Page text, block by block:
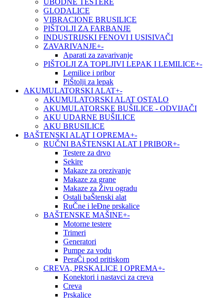
GLODALICE
VIBRACIONE BRUSILICE
PIŠTOLJI ZA FARBANJE
INDUSTRIJSKI FENOVI I USISIVAČI
ZAVARIVANJE+-
Aparati za zavarivanje
PIŠTOLJI ZA TOPLJIVI LEPAK I LEMILICE+-
Lemilice i pribor
PiŠtolji za lepak
AKUMULATORSKI ALAT+-
AKUMULATORSKI ALAT OSTALO
AKUMULATORSKE BUŠILICE - ODVIJAČI
AKU UDARNE BUŠILICE
AKU BRUSILICE
BAŠTENSKI ALAT I OPREMA+-
RUČNI BAŠTENSKI ALAT I PRIBOR+-
Testere za drvo
Sekire
Makaze za orezivanje
Makaze za grane
Makaze za Živu ogradu
Ostali baŠtenski alat
RuČne i leĐne prskalice
BAŠTENSKE MAŠINE+-
Motorne testere
Trimeri
Generatori
Pumpe za vodu
PeraČi pod pritiskom
CREVA, PRSKALICE I OPREMA+-
Konektori i nastavci za creva
Creva
Prskalice